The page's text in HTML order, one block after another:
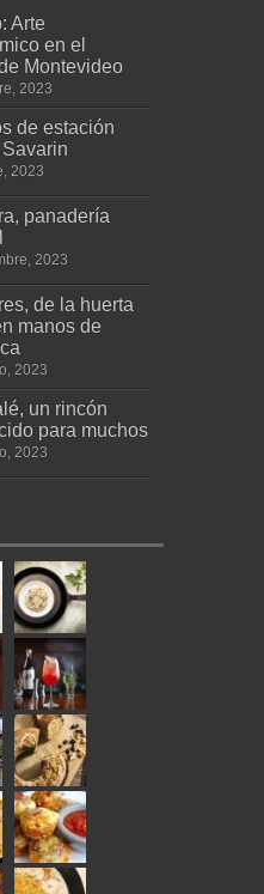
Arte
en el
Montevideo
2023
de estación
2023
panadería
2023
de la huerta
manos de
2023
un rincón
para muchos
2023